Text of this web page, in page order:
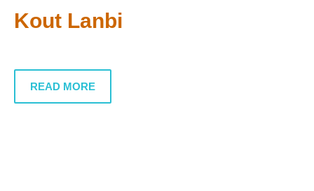
Kout Lanbi
READ MORE